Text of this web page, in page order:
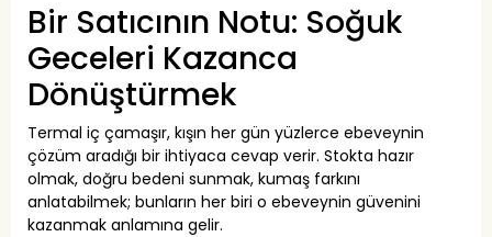
Bir Satıcının Notu: Soğuk
Geceleri Kazanca
Dönüştürmek
Termal iç çamaşır, kışın her gün yüzlerce ebeveynin
çözüm aradığı bir ihtiyaca cevap verir. Stokta hazır
olmak, doğru bedeni sunmak, kumaş farkını
anlatabilmek; bunların her biri o ebeveynin güvenini
kazanmak anlamına gelir.